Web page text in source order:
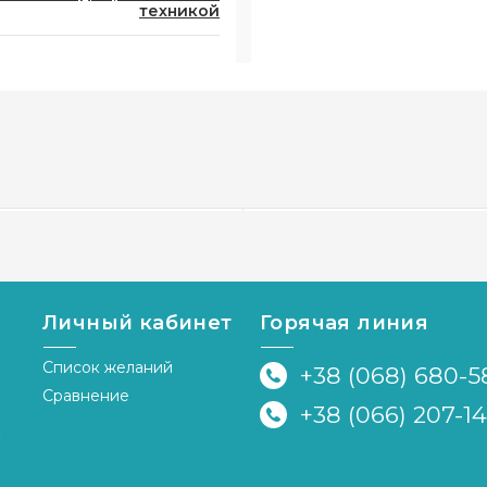
техникой
Набор для вышивки
Vervaco
2-5 дней
Личный кабинет
Список желаний
Сравнение
Горячая линия
+38 (068) 680-
+38 (066) 207-